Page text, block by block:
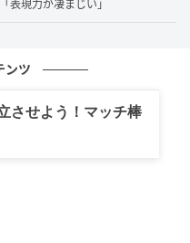
ら、親しみやすさも感じら
表現力が凄まじい」
ンツ
させよう！マッチ棒